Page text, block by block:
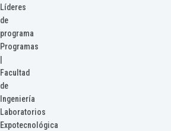
Líderes
de
programa
Programas
Facultad
de
Ingeniería
Laboratorios
Expotecnológica